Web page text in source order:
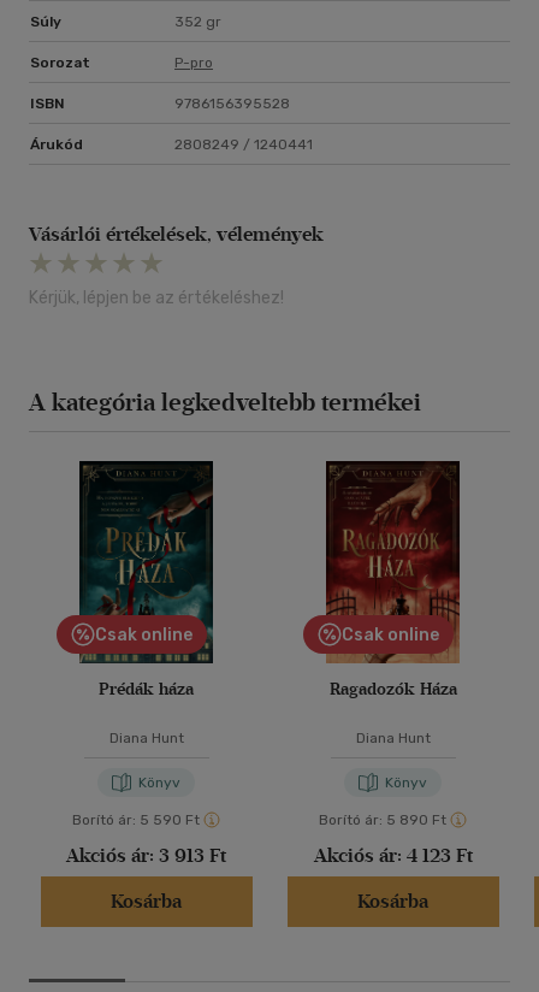
Súly 352 gr
Sorozat P-pro
ISBN 9786156395528
Árukód 2808249 / 1240441
Vásárlói értékelések, vélemények
Kérjük, lépjen be az értékeléshez!
A kategória legkedveltebb termékei
Csak online
Prédák háza
Diana Hunt
Könyv
Borító ár: 5 590 Ft
Akciós ár: 3 913 Ft
Kosárba
Csak online
Ragadozók Háza
Diana Hunt
Könyv
Borító ár: 5 890 Ft
Akciós ár: 4 123 Ft
Kosárba